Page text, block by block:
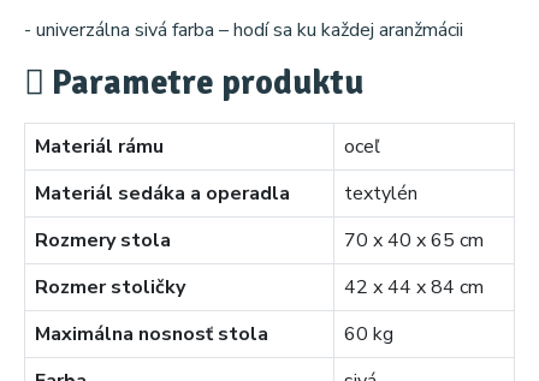
- univerzálna sivá farba – hodí sa ku každej aranžmácii
Parametre produktu
Materiál rámu
oceľ
Materiál sedáka a operadla
textylén
Rozmery stola
70 x 40 x 65 cm
Rozmer stoličky
42 x 44 x 84 cm
Maximálna nosnosť stola
60 kg